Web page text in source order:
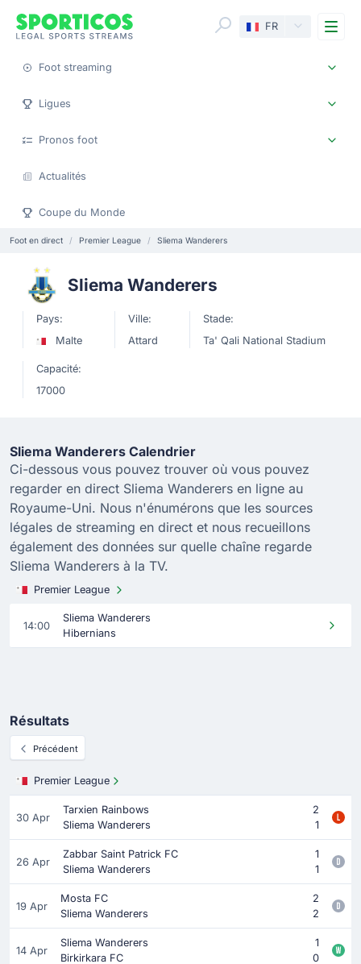
FR
Foot streaming
Ligues
Pronos foot
Actualités
Coupe du Monde
Foot en direct Premier League Sliema Wanderers
Sliema Wanderers
Pays:
Malte
Ville:
Attard
Stade:
Ta' Qali National Stadium
Capacité:
17000
Sliema Wanderers Calendrier
Ci-dessous vous pouvez trouver où vous pouvez
regarder en direct Sliema Wanderers en ligne au
Royaume-Uni. Nous n'énumérons que les sources
légales de streaming en direct et nous recueillons
également des données sur quelle chaîne regarde
Sliema Wanderers à la TV.
Premier League
14:00
Sliema Wanderers
Hibernians
Résultats
Précédent
Premier League
30 Apr
Tarxien Rainbows
2
Sliema Wanderers
1
26 Apr
Zabbar Saint Patrick FC
1
Sliema Wanderers
1
19 Apr
Mosta FC
2
Sliema Wanderers
2
14 Apr
Sliema Wanderers
1
Birkirkara FC
0